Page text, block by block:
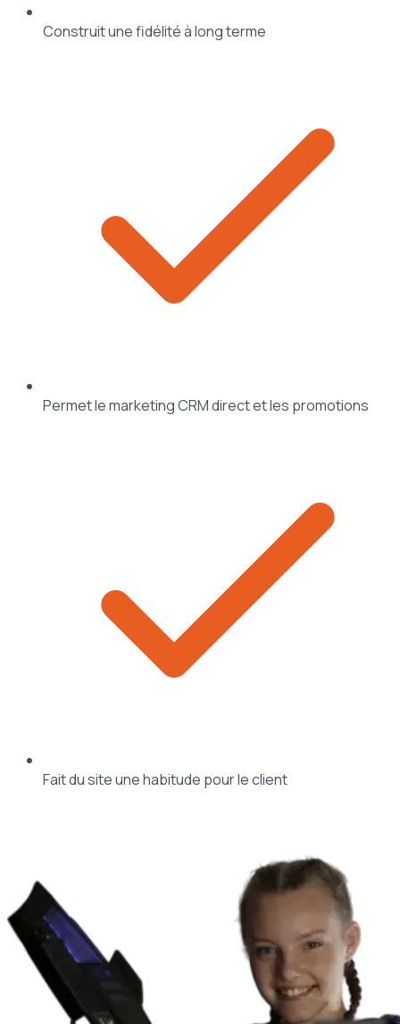
Construit une fidélité à long terme
Permet le marketing CRM direct et les promotions
Fait du site une habitude pour le client